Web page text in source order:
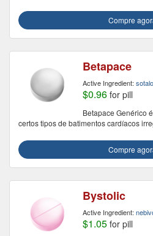
Compre
Betapace
Active Ingredient:
$0.96 for pill
Betapace Genérico
certos tipos de batimentos cardíacos
Compre
Bystolic
Active Ingredient:
$1.05 for pill